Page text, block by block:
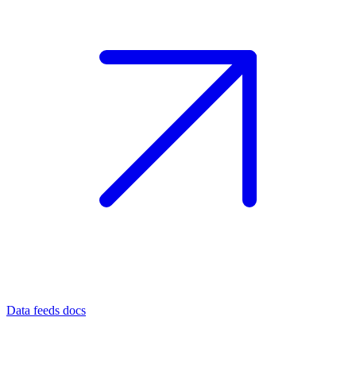
Data feeds docs